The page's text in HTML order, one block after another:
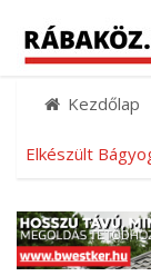
Kezdőlap
Elkészült